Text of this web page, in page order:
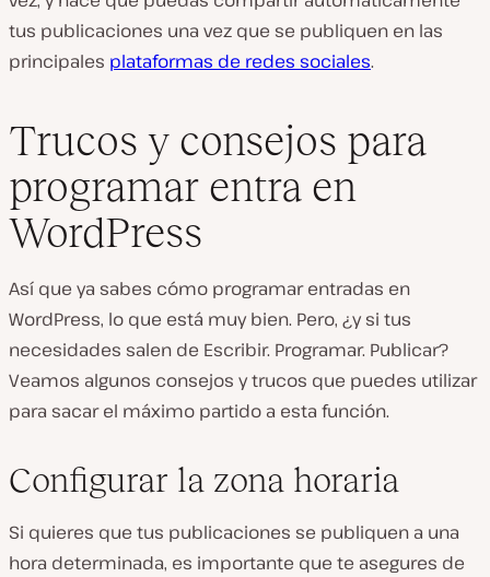
tus publicaciones una vez que se publiquen en las
principales plataformas de redes sociales.
Trucos y consejos para
programar entra en
WordPress
Así que ya sabes cómo programar entradas en
WordPress, lo que está muy bien. Pero, ¿y si tus
necesidades salen de Escribir. Programar. Publicar?
Veamos algunos consejos y trucos que puedes utilizar
para sacar el máximo partido a esta función.
Configurar la zona horaria
Si quieres que tus publicaciones se publiquen a una
hora determinada, es importante que te asegures de